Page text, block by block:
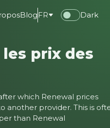
Blog FR Dark
prix des
which Renewal prices
another provider. This is
than Renewal